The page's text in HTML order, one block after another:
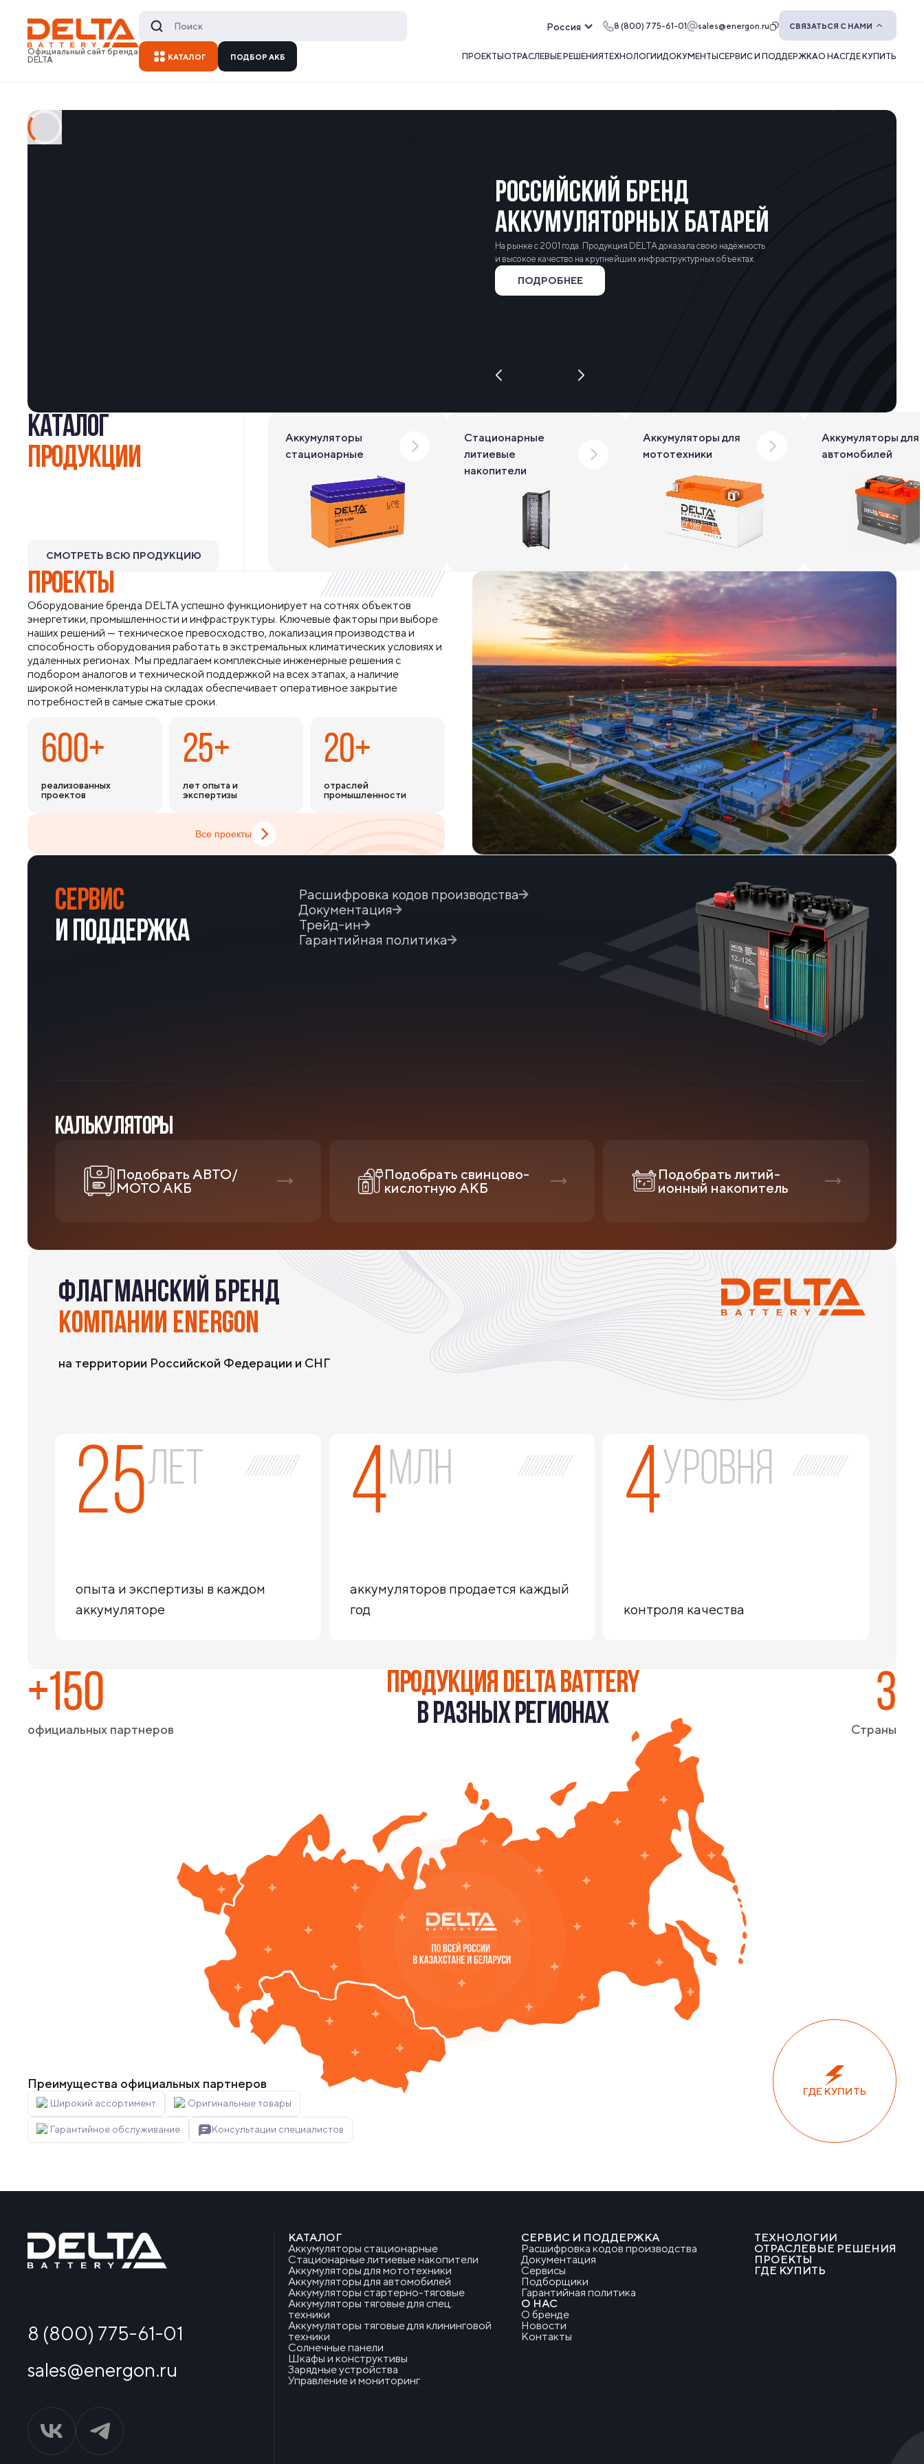
Официальный сайт бренда
DELTA
Россия 8 (800) 775-61-01 sales@energon.ru СВЯЗАТЬСЯ С НАМИ
КАТАЛОГ ПОДБОР АКБ ПРОЕКТЫОТРАСЛЕВЫЕ РЕШЕНИЯТЕХНОЛОГИИДОКУМЕНТЫСЕРВИС И ПОДДЕРЖКАО НАСГДЕ КУПИТЬ
РОССИЙСКИЙ БРЕНД
АККУМУЛЯТОРНЫХ БАТАРЕЙ
На рынке с 2001 года. Продукция DELTA доказала свою надёжность
и высокое качество на крупнейших инфраструктурных объектах.
ПОДРОБНЕЕ
КАТАЛОГ
ПРОДУКЦИИ
СМОТРЕТЬ ВСЮ ПРОДУКЦИЮ
Аккумуляторы
стационарные
Стационарные
литиевые
накопители
Аккумуляторы для
мототехники
Аккумуляторы для
автомобилей
ПРОЕКТЫ
Оборудование бренда DELTA успешно функционирует на сотнях объектов
энергетики, промышленности и инфраструктуры. Ключевые факторы при выборе
наших решений — техническое превосходство, локализация производства и
способность оборудования работать в экстремальных климатических условиях и
удаленных регионах. Мы предлагаем комплексные инженерные решения с
подбором аналогов и технической поддержкой на всех этапах, а наличие
широкой номенклатуры на складах обеспечивает оперативное закрытие
потребностей в самые сжатые сроки.
600+
реализованных
проектов
25+
лет опыта и
экспертизы
20+
отраслей
промышленности
Все проекты
СЕРВИС
И ПОДДЕРЖКА
Расшифровка кодов производства
Документация
Трейд-ин
Гарантийная политика
КАЛЬКУЛЯТОРЫ
Подобрать АВТО/
МОТО АКБ
Подобрать свинцово-
кислотную АКБ
Подобрать литий-
ионный накопитель
ФЛАГМАНСКИЙ БРЕНД
КОМПАНИИ ENERGON
на территории Российской Федерации и СНГ
25лет
опыта и экспертизы в каждом
аккумуляторе
4млн
аккумуляторов продается каждый
год
4уровня
контроля качества
+150
официальных партнеров
ПРОДУКЦИЯ DELTA BATTERY
В РАЗНЫХ РЕГИОНАХ
3
Страны
Преимущества официальных партнеров
Широкий ассортимент Оригинальные товары
Гарантийное обслуживание Консультации специалистов
ГДЕ КУПИТЬ
8 (800) 775-61-01
sales@energon.ru
КАТАЛОГ
Аккумуляторы стационарные
Стационарные литиевые накопители
Аккумуляторы для мототехники
Аккумуляторы для автомобилей
Аккумуляторы стартерно-тяговые
Аккумуляторы тяговые для спец.
техники
Аккумуляторы тяговые для клининговой
техники
Солнечные панели
Шкафы и конструктивы
Зарядные устройства
Управление и мониторинг
СЕРВИС И ПОДДЕРЖКА
Расшифровка кодов производства
Документация
Сервисы
Подборщики
Гарантийная политика
О НАС
О бренде
Новости
Контакты
ТЕХНОЛОГИИ
ОТРАСЛЕВЫЕ РЕШЕНИЯ
ПРОЕКТЫ
ГДЕ КУПИТЬ